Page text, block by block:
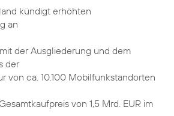
kündigt erhöhten
an
der Ausgliederung und dem
der
von ca. 10.100 Mobilfunkstandorten
von 1,5 Mrd. EUR im